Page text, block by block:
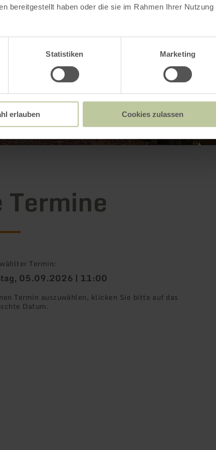
bereitgestellt haben oder die sie im Rahmen Ihrer Nutzung
Statistiken Marketing
erlauben Cookies zulassen
Termin:
05.09.2026 | 11:00
Termin auszuwählen, klicken Sie bitte auf das
Datum.